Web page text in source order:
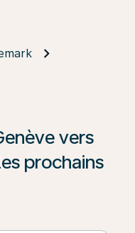
vers
prochains